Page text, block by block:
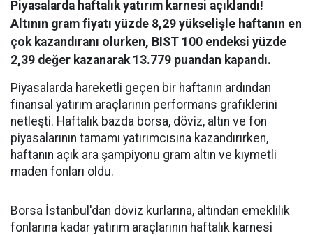
Piyasalarda haftalık yatırım karnesi açıklandı!
Altının gram fiyatı yüzde 8,29 yükselişle haftanın en
çok kazandıranı olurken, BIST 100 endeksi yüzde
2,39 değer kazanarak 13.779 puandan kapandı.
Piyasalarda hareketli geçen bir haftanın ardından
finansal yatırım araçlarının performans grafiklerini
netleşti. Haftalık bazda borsa, döviz, altın ve fon
piyasalarının tamamı yatırımcısına kazandırırken,
haftanın açık ara şampiyonu gram altın ve kıymetli
maden fonları oldu.
Borsa İstanbul'dan döviz kurlarına, altından emeklilik
fonlarına kadar yatırım araçlarının haftalık karnesi